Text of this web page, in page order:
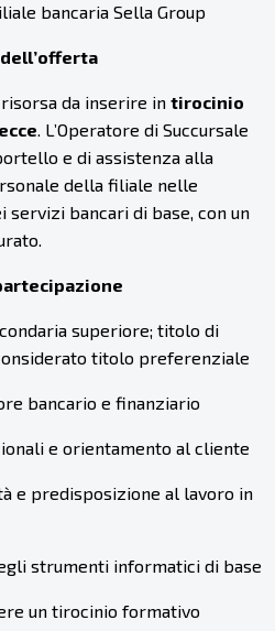
bancaria Sella Group
da inserire in tirocinio
. L’Operatore di Succursale
e di assistenza alla
della filiale nelle
servizi bancari di base, con un
superiore; titolo di
titolo preferenziale
bancario e finanziario
e orientamento al cliente
e predisposizione al lavoro in
strumenti informatici di base
un tirocinio formativo